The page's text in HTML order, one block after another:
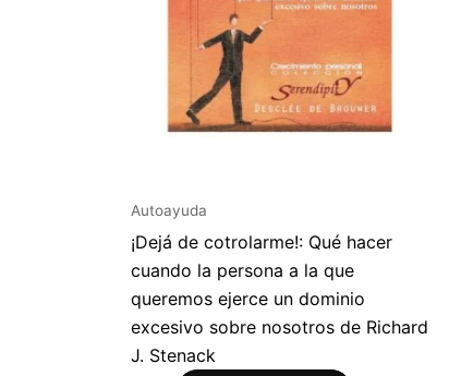
Autoayuda
¡Dejá de cotrolarme!: Qué hacer
cuando la persona a la que
queremos ejerce un dominio
excesivo sobre nosotros de Richard
J. Stenack